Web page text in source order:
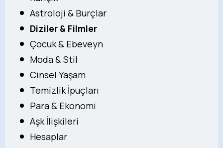
Astroloji & Burçlar
Diziler & Filmler
Çocuk & Ebeveyn
Moda & Stil
Cinsel Yaşam
Temizlik İpuçları
Para & Ekonomi
Aşk İlişkileri
Hesaplar